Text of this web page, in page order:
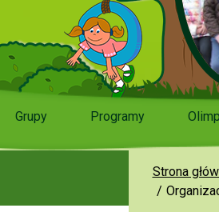
Grupy Programy
Strona